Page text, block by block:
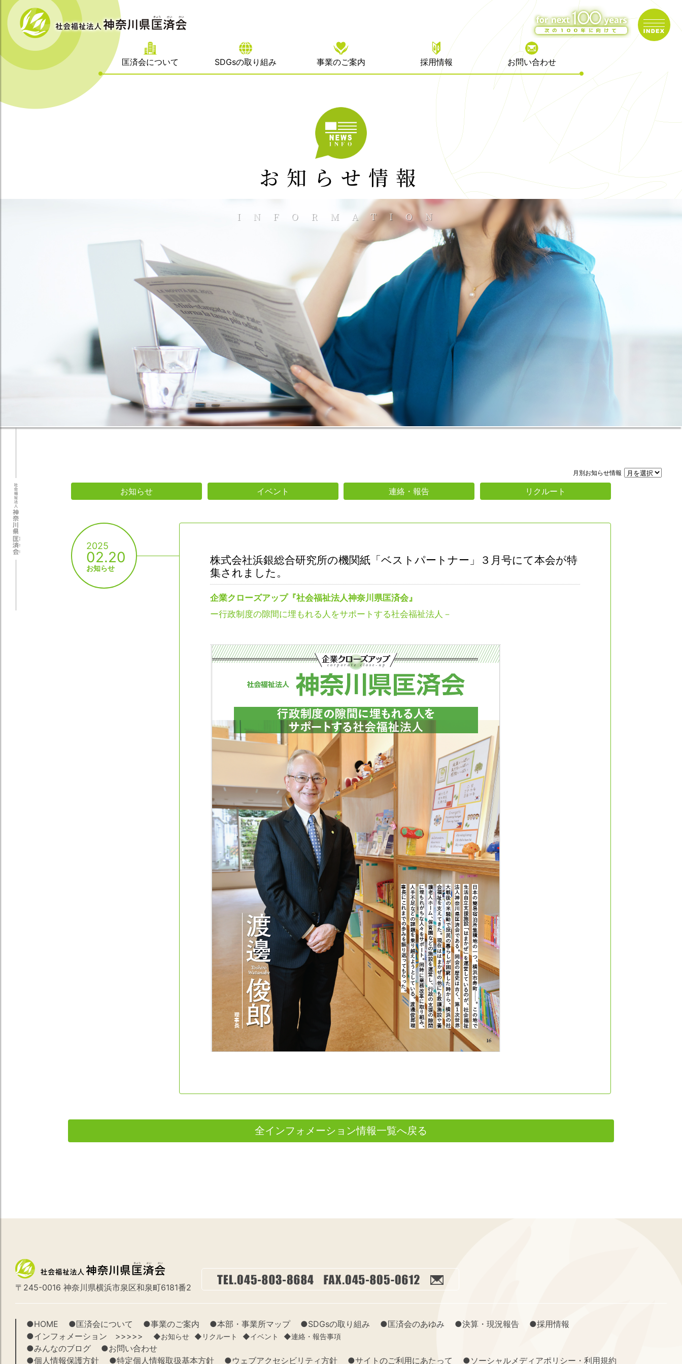
匡済会について SDGsの取り組み 事業のご案内 採用情報 お問い合わせ
お知らせ情報
INFORMATION
月別お知らせ情報
お知らせ イベント 連絡・報告 リクルート
2025
02.20
お知らせ
株式会社浜銀総合研究所の機関紙「ベストパートナー」３月号にて本会が特
集されました。
企業クローズアップ『社会福祉法人神奈川県匡済会』
ー行政制度の隙間に埋もれる人をサポートする社会福祉法人－
全インフォメーション情報一覧へ戻る
〒245-0016 神奈川県横浜市泉区和泉町6181番2
●HOME ●匡済会について ●事業のご案内 ●本部・事業所マップ ●SDGsの取り組み ●匡済会のあゆみ ●決算・現況報告
●採用情報
●インフォメーション >>>>>
◆お知らせ ◆リクルート ◆イベント ◆連絡・報告事項
●みんなのブログ
●お問い合わせ
●個人情報保護方針
●特定個人情報取扱基本方針 ●ウェブアクセシビリティ方針 ●サイトのご利用にあたって ●ソーシャルメディアポリシー・利用規約